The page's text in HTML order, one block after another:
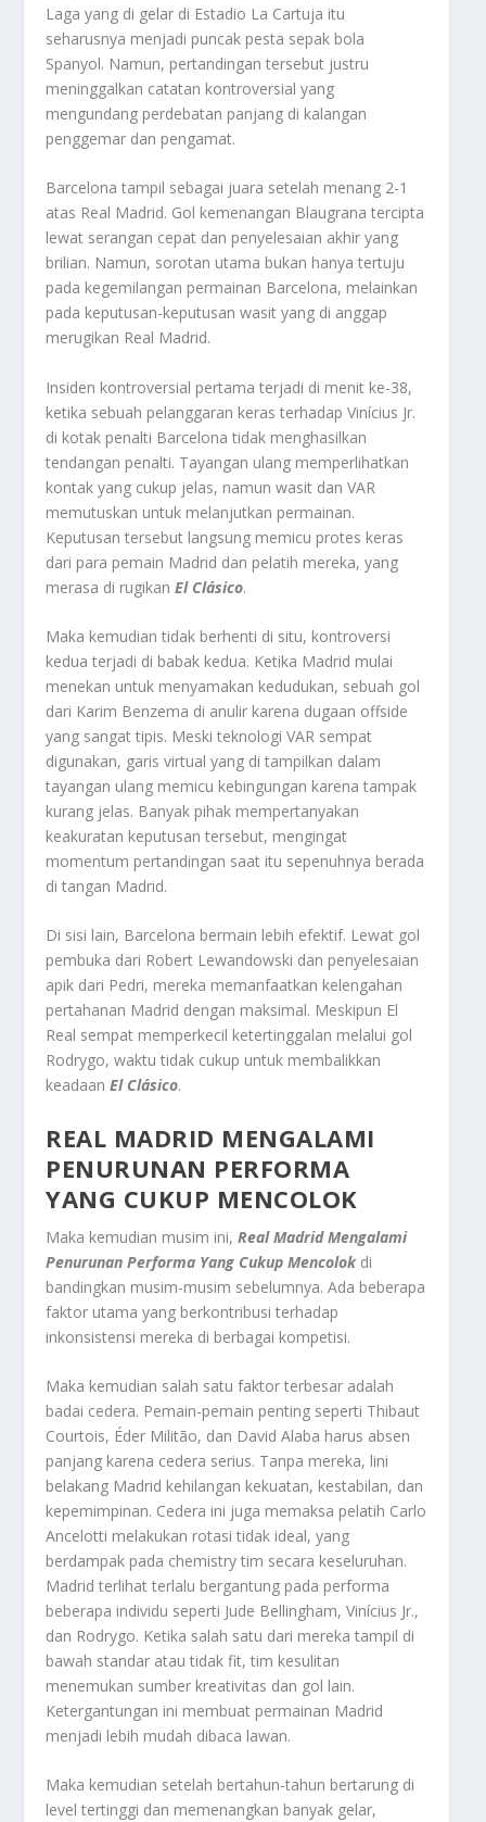
Laga yang di gelar di Estadio La Cartuja itu
seharusnya menjadi puncak pesta sepak bola
Spanyol. Namun, pertandingan tersebut justru
meninggalkan catatan kontroversial yang
mengundang perdebatan panjang di kalangan
penggemar dan pengamat.
Barcelona tampil sebagai juara setelah menang 2-1
atas Real Madrid. Gol kemenangan Blaugrana tercipta
lewat serangan cepat dan penyelesaian akhir yang
brilian. Namun, sorotan utama bukan hanya tertuju
pada kegemilangan permainan Barcelona, melainkan
pada keputusan-keputusan wasit yang di anggap
merugikan Real Madrid.
Insiden kontroversial pertama terjadi di menit ke-38,
ketika sebuah pelanggaran keras terhadap Vinícius Jr.
di kotak penalti Barcelona tidak menghasilkan
tendangan penalti. Tayangan ulang memperlihatkan
kontak yang cukup jelas, namun wasit dan VAR
memutuskan untuk melanjutkan permainan.
Keputusan tersebut langsung memicu protes keras
dari para pemain Madrid dan pelatih mereka, yang
merasa di rugikan El Clásico.
Maka kemudian tidak berhenti di situ, kontroversi
kedua terjadi di babak kedua. Ketika Madrid mulai
menekan untuk menyamakan kedudukan, sebuah gol
dari Karim Benzema di anulir karena dugaan offside
yang sangat tipis. Meski teknologi VAR sempat
digunakan, garis virtual yang di tampilkan dalam
tayangan ulang memicu kebingungan karena tampak
kurang jelas. Banyak pihak mempertanyakan
keakuratan keputusan tersebut, mengingat
momentum pertandingan saat itu sepenuhnya berada
di tangan Madrid.
Di sisi lain, Barcelona bermain lebih efektif. Lewat gol
pembuka dari Robert Lewandowski dan penyelesaian
apik dari Pedri, mereka memanfaatkan kelengahan
pertahanan Madrid dengan maksimal. Meskipun El
Real sempat memperkecil ketertinggalan melalui gol
Rodrygo, waktu tidak cukup untuk membalikkan
keadaan El Clásico.
REAL MADRID MENGALAMI
PENURUNAN PERFORMA
YANG CUKUP MENCOLOK
Maka kemudian musim ini,Real Madrid Mengalami
Penurunan Performa Yang Cukup Mencolokdi
bandingkan musim-musim sebelumnya. Ada beberapa
faktor utama yang berkontribusi terhadap
inkonsistensi mereka di berbagai kompetisi.
Maka kemudian salah satu faktor terbesar adalah
badai cedera. Pemain-pemain penting seperti Thibaut
Courtois, Éder Militão, dan David Alaba harus absen
panjang karena cedera serius. Tanpa mereka, lini
belakang Madrid kehilangan kekuatan, kestabilan, dan
kepemimpinan. Cedera ini juga memaksa pelatih Carlo
Ancelotti melakukan rotasi tidak ideal, yang
berdampak pada chemistry tim secara keseluruhan.
Madrid terlihat terlalu bergantung pada performa
beberapa individu seperti Jude Bellingham, Vinícius Jr.,
dan Rodrygo. Ketika salah satu dari mereka tampil di
bawah standar atau tidak fit, tim kesulitan
menemukan sumber kreativitas dan gol lain.
Ketergantungan ini membuat permainan Madrid
menjadi lebih mudah dibaca lawan.
Maka kemudian setelah bertahun-tahun bertarung di
level tertinggi dan memenangkan banyak gelar,